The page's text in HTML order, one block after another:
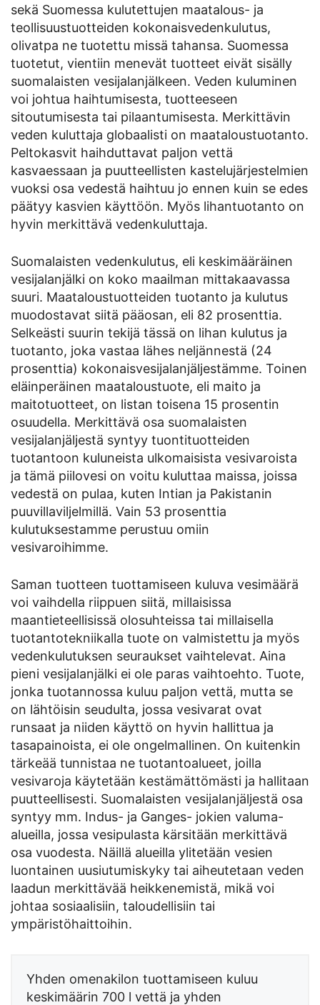
sekä Suomessa kulutettujen maatalous- ja
teollisuustuotteiden kokonaisvedenkulutus,
olivatpa ne tuotettu missä tahansa. Suomessa
tuotetut, vientiin menevät tuotteet eivät sisälly
suomalaisten vesijalanjälkeen. Veden kuluminen
voi johtua haihtumisesta, tuotteeseen
sitoutumisesta tai pilaantumisesta. Merkittävin
veden kuluttaja globaalisti on maataloustuotanto.
Peltokasvit haihduttavat paljon vettä
kasvaessaan ja puutteellisten kastelujärjestelmien
vuoksi osa vedestä haihtuu jo ennen kuin se edes
päätyy kasvien käyttöön. Myös lihantuotanto on
hyvin merkittävä vedenkuluttaja.
Suomalaisten vedenkulutus, eli keskimääräinen
vesijalanjälki on koko maailman mittakaavassa
suuri. Maataloustuotteiden tuotanto ja kulutus
muodostavat siitä pääosan, eli 82 prosenttia.
Selkeästi suurin tekijä tässä on lihan kulutus ja
tuotanto, joka vastaa lähes neljännestä (24
prosenttia) kokonaisvesijalanjäljestämme. Toinen
eläinperäinen maataloustuote, eli maito ja
maitotuotteet, on listan toisena 15 prosentin
osuudella. Merkittävä osa suomalaisten
vesijalanjäljestä syntyy tuontituotteiden
tuotantoon kuluneista ulkomaisista vesivaroista
ja tämä piilovesi on voitu kuluttaa maissa, joissa
vedestä on pulaa, kuten Intian ja Pakistanin
puuvillaviljelmillä. Vain 53 prosenttia
kulutuksestamme perustuu omiin
vesivaroihimme.
Saman tuotteen tuottamiseen kuluva vesimäärä
voi vaihdella riippuen siitä, millaisissa
maantieteellisissä olosuhteissa tai millaisella
tuotantotekniikalla tuote on valmistettu ja myös
vedenkulutuksen seuraukset vaihtelevat. Aina
pieni vesijalanjälki ei ole paras vaihtoehto. Tuote,
jonka tuotannossa kuluu paljon vettä, mutta se
on lähtöisin seudulta, jossa vesivarat ovat
runsaat ja niiden käyttö on hyvin hallittua ja
tasapainoista, ei ole ongelmallinen. On kuitenkin
tärkeää tunnistaa ne tuotantoalueet, joilla
vesivaroja käytetään kestämättömästi ja hallitaan
puutteellisesti. Suomalaisten vesijalanjäljestä osa
syntyy mm. Indus- ja Ganges- jokien valuma-
alueilla, jossa vesipulasta kärsitään merkittävä
osa vuodesta. Näillä alueilla ylitetään vesien
luontainen uusiutumiskyky tai aiheutetaan veden
laadun merkittävää heikkenemistä, mikä voi
johtaa sosiaalisiin, taloudellisiin tai
ympäristöhaittoihin.
Yhden omenakilon tuottamiseen kuluu
keskimäärin 700 l vettä ja yhden